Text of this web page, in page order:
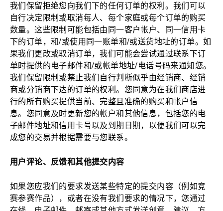
我们保留拒绝您向我们下的任何订单的权利。我们可以
自行决定限制或取消每人、每个家庭或每个订单的购买
数量。这些限制可能包括由同一客户帐户、同一信用卡
下的订单，和/或使用同一账单和/或送货地址的订单。如
果我们更改或取消订单，我们可能会尝试通过联系下订
单时提供的电子邮件和/或帐单地址/电话号码来通知您。
我们保留限制或禁止我们自行判断似乎由经销商、经销
商或分销商下达的订单的权利。您同意为在我们商店进
行的所有购买提供当前、完整且准确的购买和帐户信
息。您同意及时更新您的帐户和其他信息，包括您的电
子邮件地址和信用卡号以及到期日期，以便我们可以完
成您的交易并根据需要与您联系。
用户评论、反馈和其他提交内容
如果您应我们的要求发送某些特定的提交内容（例如竞
赛参赛作品），或者在没有我们要求的情况下，您通过